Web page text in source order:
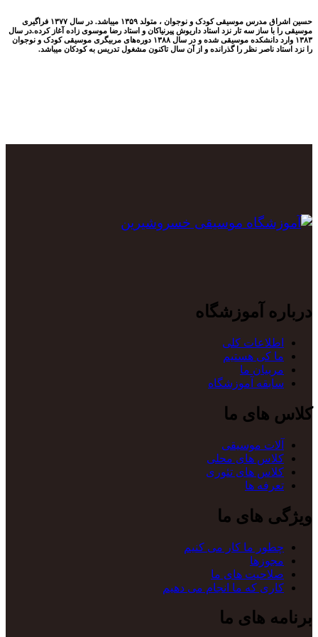
حسین اشراق مدرس موسیقی کودک و نوجوان ، متولد ۱۳۵۹ میباشد. در سال ۱۳۷۷ فراگیری
موسیقی را با ساز سه تار نزد استاد داریوش پیرنیاکان و استاد رضا موسوی زاده آغاز کرده.در سال
۱۳۸۳ وارد دانشکده موسیقی شده و در سال ۱۳۸۸ دوره‌های مربیگری موسیقی کودک و نوجوان
را نزد استاد ناصر نظر را گذرانده و از آن سال تاکنون مشغول تدریس به کودکان میباشد.
درباره آموزشگاه
اطلاعات کلی
ما کی هستیم
مربیان ما
سابقه آموزشگاه
کلاس های ما
آلات موسیقی
کلاس های محلی
کلاس های تئوری
تعرفه ها
ویژگی های ما
چطور ما کار می کنیم
مجوزها
صلاحیت های ما
کاری که ما انجام می دهیم
برنامه های ما